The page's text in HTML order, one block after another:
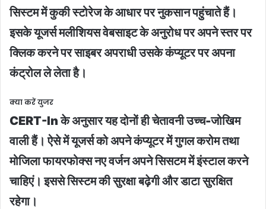
सिस्टम में कुकी स्टोरेज के आधार पर नुकसान पहुंचाते हैं।
इसके यूजर्स मलीशियस वेबसाइट के अनुरोध पर अपने स्तर पर
क्लिक करने पर साइबर अपराधी उसके कंप्यूटर पर अपना
कंट्रोल ले लेता है।
क्या करें युजर
CERT-In के अनुसार यह दोनों ही चेतावनी उच्च-जोखिम
वाली हैं। ऐसे में यूजर्स को अपने कंप्यूटर में गुगल करोम तथा
मोजिला फायरफोक्स नए वर्जन अपने सिसटम में इंस्टाल करने
चाहिएं। इससे सिस्टम की सुरक्षा बढ़ेगी और डाटा सुरक्षित
रहेगा।